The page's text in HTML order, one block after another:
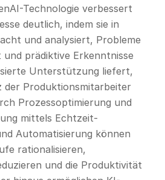
Technologie verbessert
deutlich, indem sie in
und analysiert, Probleme
prädiktive Erkenntnisse
Unterstützung liefert,
der Produktionsmitarbeiter
Prozessoptimierung und
mittels Echtzeit-
Automatisierung können
rationalisieren,
und die Produktivität